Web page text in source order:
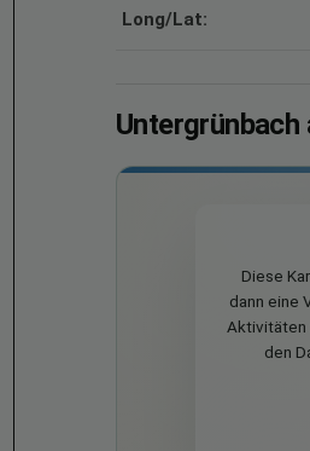
Long/Lat:
Diese
dann eine
Aktivitäten
den